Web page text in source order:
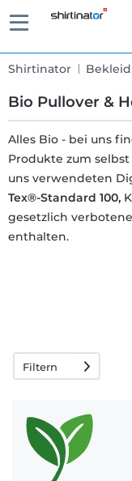
Shirtinator
Bio Pullover &
Schnelle
Lieferung
30 Tage
Häufige
Alles Bio - bei uns
Produkte zum
uns verwendeten
Tex®-Standard 100,
gesetzlich
enthalten.
Filtern